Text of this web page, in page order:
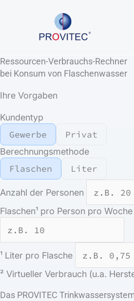
Ressourcen-Verbrauchs-Rechner
bei Konsum von Flaschenwasser
Ihre Vorgaben
Kundentyp
Gewerbe Privat
Berechnungsmethode
Flaschen Liter
Anzahl der Personen
Flaschen¹ pro Person pro Woche
¹ Liter pro Flasche
² Virtueller Verbrauch (u.a.
Das PROVITEC